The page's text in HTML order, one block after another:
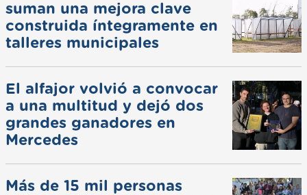
suman una mejora clave
construida íntegramente en
talleres municipales
El alfajor volvió a convocar
a una multitud y dejó dos
grandes ganadores en
Mercedes
Más de 15 mil personas